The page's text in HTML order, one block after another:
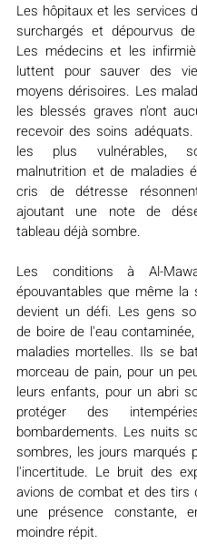
Les hôpitaux et les services
surchargés et dépourvus
Les médecins et les
luttent pour sauver des
moyens dérisoires. Les
les blessés graves n'ont
recevoir des soins
les plus vulnérables,
malnutrition et de maladies
cris de détresse
ajoutant une note de
tableau déjà sombre.
Les conditions à Al-
épouvantables que même la
devient un défi. Les gens
de boire de l'eau
maladies mortelles. Ils se
morceau de pain, pour un
leurs enfants, pour un abri
protéger des
bombardements. Les nuits
sombres, les jours marqués
l'incertitude. Le bruit des
avions de combat et des tirs
une présence constante,
moindre répit.